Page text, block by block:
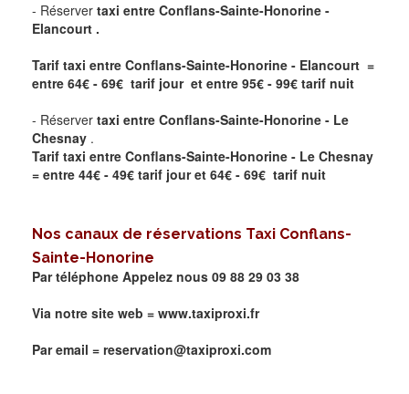
- Réserver taxi entre Conflans-Sainte-Honorine -
Elancourt .
Tarif taxi entre Conflans-Sainte-Honorine - Elancourt =
entre 64€ - 69€ tarif jour et entre 95€ - 99€ tarif nuit
- Réserver taxi entre Conflans-Sainte-Honorine - Le
Chesnay .
Tarif taxi entre Conflans-Sainte-Honorine - Le Chesnay
= entre 44€ - 49€ tarif jour et 64€ - 69€ tarif nuit
Nos canaux de réservations Taxi Conflans-
Sainte-Honorine
Par téléphone Appelez nous 09 88 29 03 38
Via notre site web = www.taxiproxi.fr
Par email = reservation@taxiproxi.com